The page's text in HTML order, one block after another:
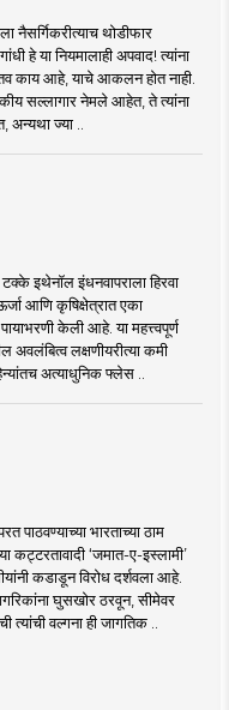
नैसर्गिकरीत्याच थोडीफार
हे या नियमालाही अपवाद! त्यांना
काय आहे, याचे आकलन होत नाही.
सल्लागार नेमले आहेत, ते त्यांना
अन्यथा ज्या ..
इथेनॉल इंधनवापराला हिरवा
आणि कृषिक्षेत्रात एका
केली आहे. या महत्त्वपूर्ण
अवलंबित्व लक्षणीयरीत्या कमी
अत्याधुनिक फ्लेस ..
पाठवण्याच्या भारताच्या ठाम
कट्टरतावादी ‘जमात-ए-इस्लामी’
कडाडून विरोध दर्शवला आहे.
घुसखोर ठरवून, सीमेवर
त्यांची वल्गना ही जागतिक ..